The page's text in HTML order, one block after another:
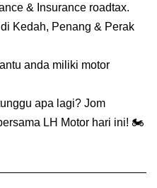
& Insurance roadtax.
Kedah, Penang & Perak
anda miliki motor
apa lagi? Jom
LH Motor hari ini! 🏍️